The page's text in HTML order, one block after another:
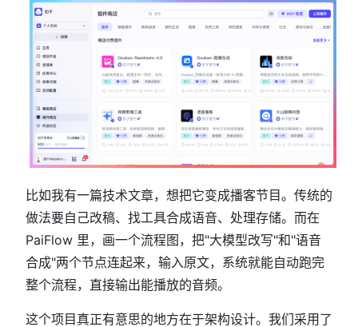
比如我有一篇技术文章，想把它变成播客节目。传统的
做法要自己改稿、找工具合成语音、处理存储。而在
PaiFlow 里，画一个流程图，把"大模型改写"和"语音
合成"两个节点连起来，输入原文，系统就能自动跑完
整个流程，直接输出能播放的音频。
这个项目真正有意思的地方在于架构设计。我们采用了